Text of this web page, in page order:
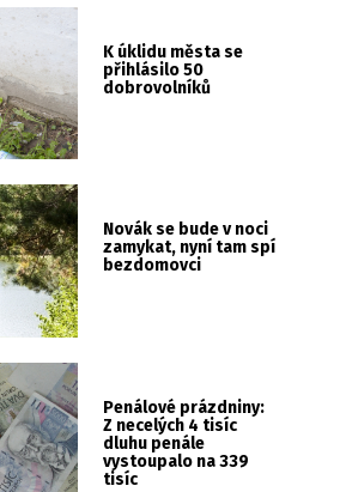
K úklidu města se
přihlásilo 50
dobrovolníků
Novák se bude v noci
zamykat, nyní tam spí
bezdomovci
Penálové prázdniny:
Z necelých 4 tisíc
dluhu penále
vystoupalo na 339
tisíc